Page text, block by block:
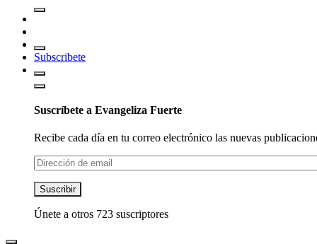
Subscribete
Suscríbete a Evangeliza Fuerte
Recibe cada día en tu correo electrónico las nuevas
Dirección
de
email
Suscribir
Únete a otros 723 suscriptores